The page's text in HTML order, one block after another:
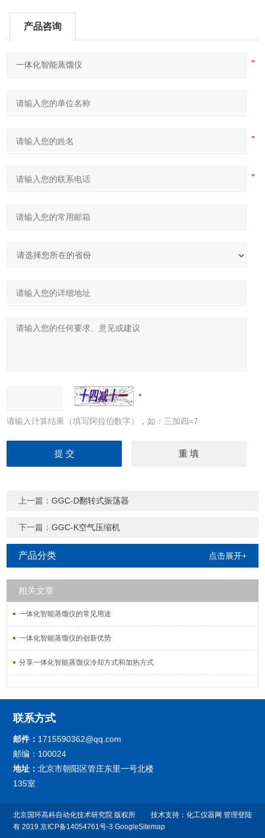
产品咨询
请输入计算结果（填写阿拉伯数字），如：三加四=7
上一篇：GGC-D翻转式振荡器
下一篇：GGC-K空气压缩机
产品分类 点击展开+
相关文章
一体化智能蒸馏仪的常见用途
一体化智能蒸馏仪的创新优势
分享一体化智能蒸馏仪冷却方式和加热方式
联系方式
邮件： 1715590362@qq.com
邮编：100024
地址：北京市朝阳区管庄东里一号北楼
135室
技术支持： 化工仪器网 管理登陆
北京国环高科自动化技术研究院 版权所
有 2019京ICP备14054761号-3 GoogleSitemap